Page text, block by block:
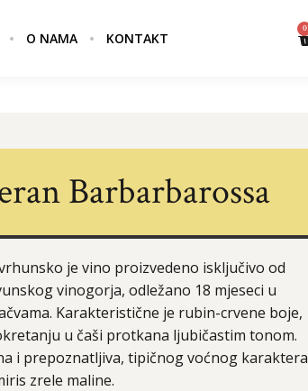
O NAMA KONTAKT
0
Barbarbarossa
je vino proizvedeno isključivo od
vinogorja, odležano 18 mjeseci u
Karakteristične je rubin-crvene boje,
u čaši protkana ljubičastim tonom.
i prepoznatljiva, tipičnog voćnog karaktera
zrele maline.